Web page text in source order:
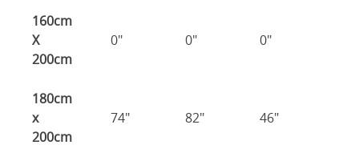
160cm
X
200cm
0" 0" 0"
180cm
x
200cm
74" 82" 46"